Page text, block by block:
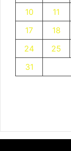
10
11
17
18
24
25
31